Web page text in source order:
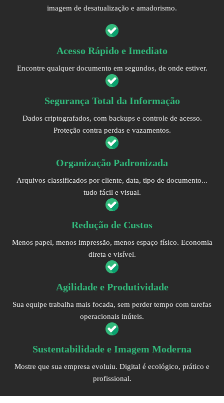
imagem de desatualização e amadorismo.
Acesso Rápido e Imediato
Encontre qualquer documento em segundos, de onde estiver.
Segurança Total da Informação
Dados criptografados, com backups e controle de acesso.
Proteção contra perdas e vazamentos.
Organização Padronizada
Arquivos classificados por cliente, data, tipo de documento...
tudo fácil e visual.
Redução de Custos
Menos papel, menos impressão, menos espaço físico. Economia
direta e visível.
Agilidade e Produtividade
Sua equipe trabalha mais focada, sem perder tempo com tarefas
operacionais inúteis.
Sustentabilidade e Imagem Moderna
Mostre que sua empresa evoluiu. Digital é ecológico, prático e
profissional.